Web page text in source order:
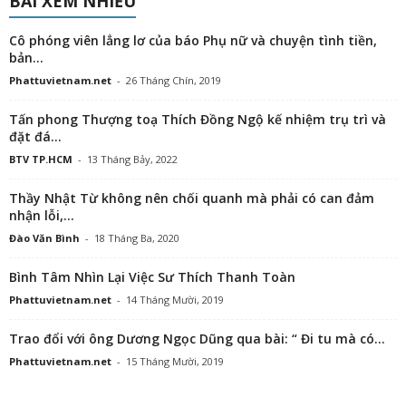
Cô phóng viên lẳng lơ của báo Phụ nữ và chuyện tình tiền,
bản...
Phattuvietnam.net - 26 Tháng Chín, 2019
Tấn phong Thượng toạ Thích Đồng Ngộ kế nhiệm trụ trì và
đặt đá...
BTV TP.HCM - 13 Tháng Bảy, 2022
Thầy Nhật Từ không nên chối quanh mà phải có can đảm
nhận lỗi,...
Đào Văn Bình - 18 Tháng Ba, 2020
Bình Tâm Nhìn Lại Việc Sư Thích Thanh Toàn
Phattuvietnam.net - 14 Tháng Mười, 2019
Trao đổi với ông Dương Ngọc Dũng qua bài: “ Đi tu mà có...
Phattuvietnam.net - 15 Tháng Mười, 2019